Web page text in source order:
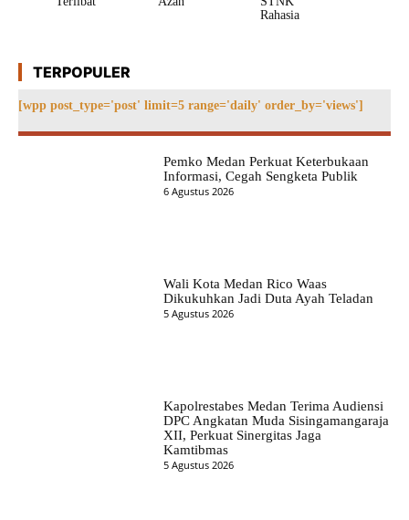
Rahasia
TERPOPULER
[wpp post_type='post' limit=5 range='daily' order_by='views']
Pemko Medan Perkuat Keterbukaan
Informasi, Cegah Sengketa Publik
6 Agustus 2026
Wali Kota Medan Rico Waas
Dikukuhkan Jadi Duta Ayah Teladan
5 Agustus 2026
Kapolrestabes Medan Terima Audiensi
DPC Angkatan Muda Sisingamangaraja
XII, Perkuat Sinergitas Jaga
Kamtibmas
5 Agustus 2026